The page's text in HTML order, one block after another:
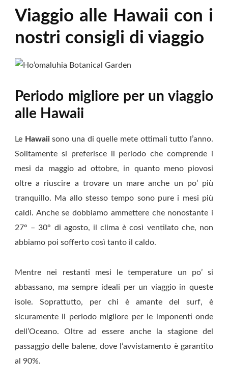
Viaggio alle Hawaii con i
nostri consigli di viaggio
Periodo migliore per un viaggio
alle Hawaii
Le Hawaiisono una di quelle mete ottimali tutto l’anno.
Solitamente si preferisce il periodo che comprende i
mesi da maggio ad ottobre, in quanto meno piovosi
oltre a riuscire a trovare un mare anche un po’ più
tranquillo. Ma allo stesso tempo sono pure i mesi più
caldi. Anche se dobbiamo ammettere che nonostante i
27° – 30° di agosto, il clima è così ventilato che, non
abbiamo poi sofferto così tanto il caldo.
Mentre nei restanti mesi le temperature un po’ si
abbassano, ma sempre ideali per un viaggio in queste
isole. Soprattutto, per chi è amante del surf, è
sicuramente il periodo migliore per le imponenti onde
dell’Oceano. Oltre ad essere anche la stagione del
passaggio delle balene, dove l’avvistamento è garantito
al 90%.